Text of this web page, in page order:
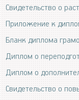
Свидетельство о
Приложение к
Бланк диплома
Диплом о
Диплом о
Свидетельство о